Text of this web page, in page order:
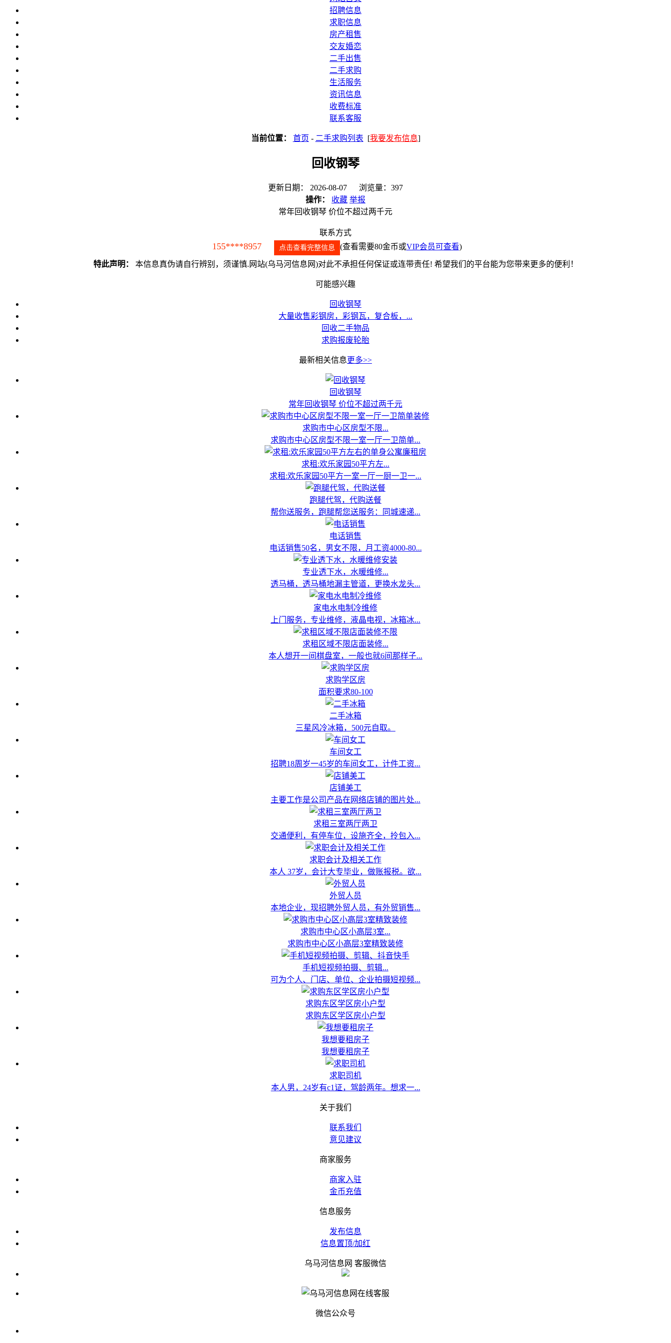
招聘信息
求职信息
房产租售
交友婚恋
二手出售
二手求购
生活服务
资讯信息
收费标准
联系客服
当前位置： 首页 - 二手求购列表 [我要发布信息]
回收钢琴
更新日期： 2026-08-07 浏览量：397
操作：
收藏 举报
常年回收钢琴 价位不超过两千元
联系方式
155****8957 点击查看完整信息 (查看需要80金币或VIP会员可查看)
特此声明： 本信息真伪请自行辨别，须谨慎.网站(乌马河信息网)对此不承担任何保证或连带责任! 希望我们的平台能为您带来更多的便利！
可能感兴趣
回收钢琴
大量收售彩钢房，彩钢瓦，复合板，...
回收二手物品
求购报废轮胎
最新相关信息更多>>
回收钢琴
常年回收钢琴 价位不超过两千元
求购市中心区房型不限...
求购市中心区房型不限一室一厅一卫简单...
求租:欢乐家园50平方左...
求租:欢乐家园50平方一室一厅一厨一卫一...
跑腿代驾，代购送餐
帮你送服务，跑腿帮您送服务：同城速递...
电话销售
电话销售50名，男女不限，月工资4000-80...
专业透下水，水暖维修...
透马桶，透马桶地漏主管道，更换水龙头...
家电水电制冷维修
上门服务，专业维修，液晶电视，冰箱冰...
求租区域不限店面装修...
本人想开一间棋盘室，一般也就6间那样子...
求购学区房
面积要求80-100
二手冰箱
三星风冷冰箱，500元自取。
车间女工
招聘18周岁一45岁的车间女工，计件工资...
店铺美工
主要工作是公司产品在网络店铺的图片处...
求租三室两厅两卫
交通便利，有停车位，设施齐全，拎包入...
求职会计及相关工作
本人 37岁，会计大专毕业，做账报税。欲...
外贸人员
本地企业，现招聘外贸人员，有外贸销售...
求购市中心区小高层3室...
求购市中心区小高层3室精致装修
手机短视频拍摄、剪辑...
可为个人、门店、单位、企业拍摄短视频...
求购东区学区房小户型
求购东区学区房小户型
我想要租房子
我想要租房子
求职司机
本人男，24岁有c1证，驾龄两年。想求一...
关于我们
联系我们
意见建议
商家服务
商家入驻
金币充值
信息服务
发布信息
信息置顶/加红
乌马河信息网 客服微信
微信公众号